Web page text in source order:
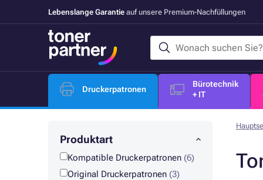
Lebenslange Garantie auf unsere Premium-Nachfüllungen
Druckerpatronen
Bürotechnik
+ IT
Produktart
Kompatible Druckerpatronen (6)
Original Druckerpatronen (3)